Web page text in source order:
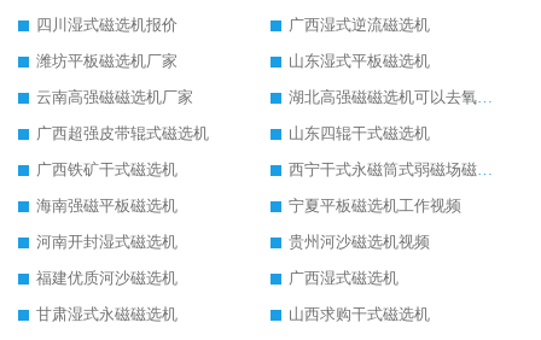
四川湿式磁选机报价
广西湿式逆流磁选机
潍坊平板磁选机厂家
山东湿式平板磁选机
云南高强磁磁选机厂家
湖北高强磁磁选机可以去氧化铝
广西超强皮带辊式磁选机
山东四辊干式磁选机
广西铁矿干式磁选机
西宁干式永磁筒式弱磁场磁选机结构图
海南强磁平板磁选机
宁夏平板磁选机工作视频
河南开封湿式磁选机
贵州河沙磁选机视频
福建优质河沙磁选机
广西湿式磁选机
甘肃湿式永磁磁选机
山西求购干式磁选机